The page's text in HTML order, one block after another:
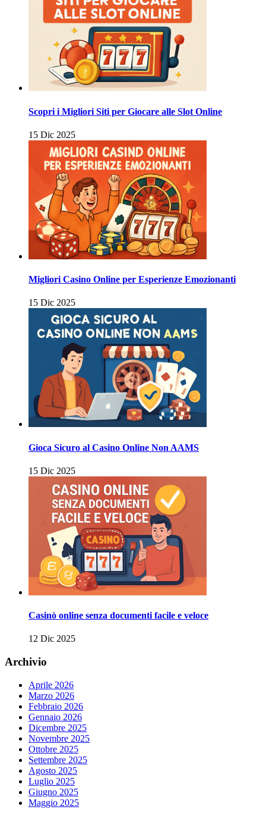
Scopri i Migliori Siti per Giocare alle Slot Online
15 Dic 2025
Migliori Casino Online per Esperienze Emozionanti
15 Dic 2025
Gioca Sicuro al Casino Online Non AAMS
15 Dic 2025
Casinò online senza documenti facile e veloce
12 Dic 2025
Archivio
Aprile 2026
Marzo 2026
Febbraio 2026
Gennaio 2026
Dicembre 2025
Novembre 2025
Ottobre 2025
Settembre 2025
Agosto 2025
Luglio 2025
Giugno 2025
Maggio 2025